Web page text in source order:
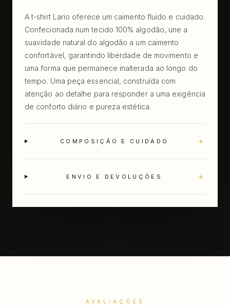
A t-shirt Lario oferece um caimento fluido e cuidado.
Confecionada num tecido 100% algodão, une a
suavidade natural do algodão a um caimento
confortável, garantindo liberdade de movimento e
uma forma que permanece inalterada ao longo do
tempo. Uma peça essencial, construída com
atenção ao detalhe para responder a uma exigência
de conforto diário e pureza estética.
COMPOSIÇÃO E CUIDADO +
ENVIO E DEVOLUÇÕES +
AVALIAÇÕES